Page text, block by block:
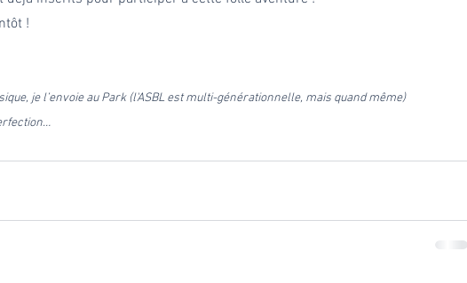
!
je l’envoie au Park (l'ASBL est multi-générationnelle, mais quand même)